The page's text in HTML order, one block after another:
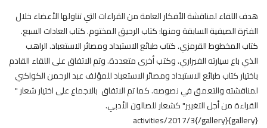
هدف اللقاء لمناقشة الأفكار العامة من القراءات التي تناولها الأعضاء خلال
الفترة الصيفية السابقة ومنها: كتاب الرحيق المختوم. كتاب العادات السبع.
كتاب المخطوط القرمزي. كتاب طبائع الاستبداد ومصائر الاستعباد. الراهب
الذي باع سيارته الفيراري. وكتب أخرى متعددة. وتم الاتفاق على اللقاء القادم
باختيار كتاب طبائع الاستبداد ومصائر الاستعباد للمؤلف عبد الرحمن الكواكبي
لمناقشته والتعمق في نصوصه. كما تم الاتفاق بالاجماع على اختيار شعار "
القراءة من أجل التغيير" كشعار للصالون الأدبي.
{gallery}activities/2017/3{/gallery}